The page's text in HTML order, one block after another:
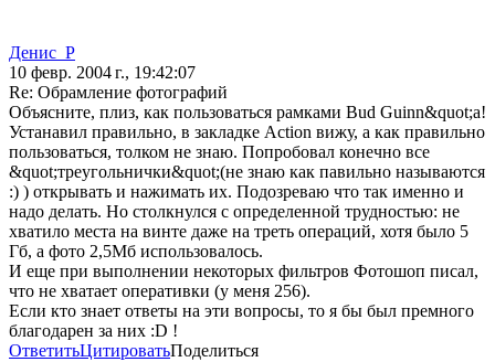
Денис_Р
10 февр. 2004 г., 19:42:07
Re: Обрамление фотографий
Объясните, плиз, как пользоваться рамками Bud Guinn&quot;а!
Устанавил правильно, в закладке Action вижу, а как правильно
пользоваться, толком не знаю. Попробовал конечно все
&quot;треугольнички&quot;(не знаю как павильно называются
:) ) открывать и нажимать их. Подозреваю что так именно и
надо делать. Но столкнулся с определенной трудностью: не
хватило места на винте даже на треть операций, хотя было 5
Гб, а фото 2,5Мб использовалось.
И еще при выполнении некоторых фильтров Фотошоп писал,
что не хватает оперативки (у меня 256).
Если кто знает ответы на эти вопросы, то я бы был премного
благодарен за них :D !
ОтветитьЦитироватьПоделиться